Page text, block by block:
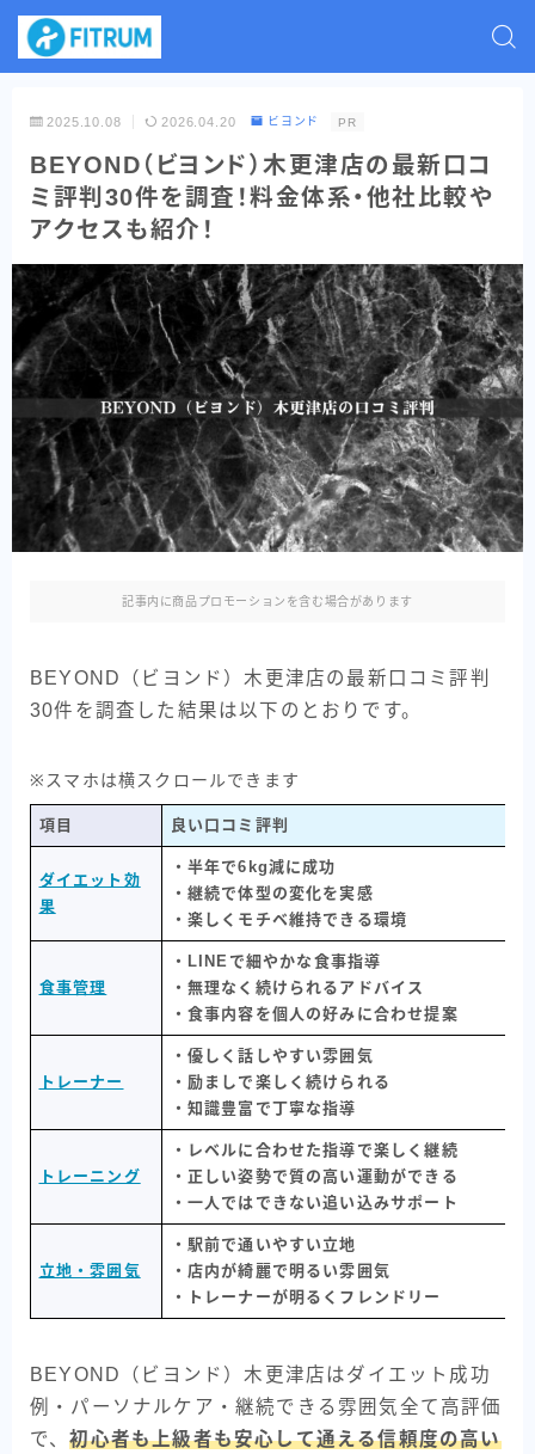
2025.10.08 2026.04.20 ビヨンド PR
BEYOND（ビヨンド）木更津店の最新口コ
ミ評判30件を調査！料金体系・他社比較や
アクセスも紹介！
記事内に商品プロモーションを含む場合があります
BEYOND（ビヨンド）木更津店の最新口コミ評判
30件を調査した結果は以下のとおりです。
※スマホは横スクロールできます
項目 良い口コミ評判
ダイエット効
果
・半年で6kg減に成功
・継続で体型の変化を実感
・楽しくモチベ維持できる環境
食事管理
・LINEで細やかな食事指導
・無理なく続けられるアドバイス
・食事内容を個人の好みに合わせ提案
トレーナー
・優しく話しやすい雰囲気
・励ましで楽しく続けられる
・知識豊富で丁寧な指導
トレーニング
・レベルに合わせた指導で楽しく継続
・正しい姿勢で質の高い運動ができる
・一人ではできない追い込みサポート
立地・雰囲気
・駅前で通いやすい立地
・店内が綺麗で明るい雰囲気
・トレーナーが明るくフレンドリー
BEYOND（ビヨンド）木更津店はダイエット成功
例・パーソナルケア・継続できる雰囲気全て高評価
で、初心者も上級者も安心して通える信頼度の高い